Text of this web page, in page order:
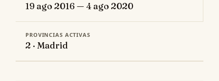
19 ago 2016 — 4 ago 2020
PROVINCIAS ACTIVAS
2 · Madrid